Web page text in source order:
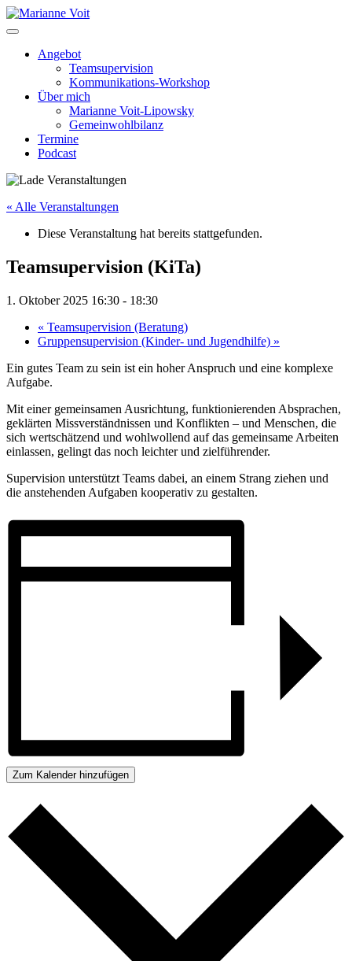
Skip
to
Angebot
Teamsupervision
Kommunikations-Workshop
Über mich
Marianne Voit-Lipowsky
Gemeinwohlbilanz
Termine
Podcast
« Alle Veranstaltungen
Diese Veranstaltung hat bereits stattgefunden.
Teamsupervision (KiTa)
1. Oktober 2025 16:30 - 18:30
« Teamsupervision (Beratung)
Gruppensupervision (Kinder- und Jugendhilfe) »
Ein gutes Team zu sein ist ein hoher Anspruch und eine komplexe
Aufgabe.
Mit einer gemeinsamen Ausrichtung, funktionierenden Absprachen,
geklärten Missverständnissen und Konflikten – und Menschen, die
sich wertschätzend und wohlwollend auf das gemeinsame Arbeiten
einlassen, gelingt das noch leichter und zielführender.
Supervision unterstützt Teams dabei, an einem Strang ziehen und
die anstehenden Aufgaben kooperativ zu gestalten.
Zum Kalender hinzufügen